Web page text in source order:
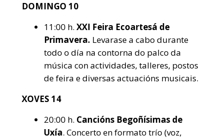
DOMINGO 10
11:00 h. XXI Feira Ecoartesá de
Primavera. Levarase a cabo durante
todo o día na contorna do palco da
música con actividades, talleres, postos
de feira e diversas actuacións musicais.
XOVES 14
20:00 h. Cancións Begoñísimas de
Uxía. Concerto en formato trío (voz,